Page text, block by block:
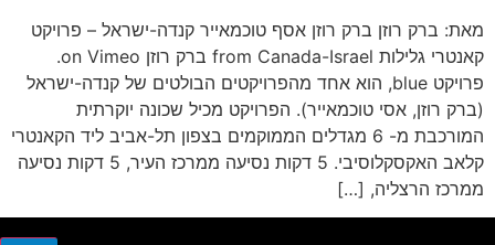
מאת: ברק רוזן ברק רוזן אסף טוכמאייר קנדה-ישראל – פרויקט
קאנטרי גלילות from Canada-Israel ברק רוזן on Vimeo.
פרויקט blue, הוא אחד מהפרויקטים הבולטים של קנדה-ישראל
(ברק רוזן, אסי טוכמאייר). הפרויקט מכיל שכונה יוקרתית
המורכבת מ- 6 מגדלים הממוקמים בצפון תל-אביב ליד הקאנטרי
קלאב האקסקלוסיבי. 5 דקות נסיעה ממרכז העיר, 5 דקות נסיעה
ממרכז הרצליה, […]